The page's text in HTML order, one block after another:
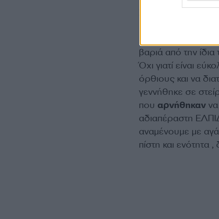
βαριά από την ίδια
Όχι γιατί είναι
όρθιους και να
γεννήθηκε σε
που αρνήθηκαννα
αδιαπέραστη
αναμένουμε με
πίστη και